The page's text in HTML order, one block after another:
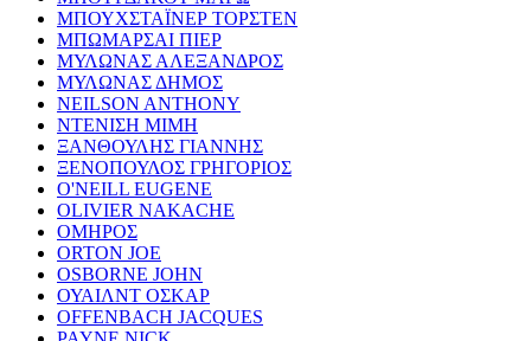
ΜΠΟΥΧΣΤΑΪΝΕΡ ΤΟΡΣΤΕΝ
ΜΠΩΜΑΡΣΑΙ ΠΙΕΡ
ΜΥΛΩΝΑΣ ΑΛΕΞΑΝΔΡΟΣ
ΜΥΛΩΝΑΣ ΔΗΜΟΣ
NEILSON ANTHONY
ΝΤΕΝΙΣΗ ΜΙΜΗ
ΞΑΝΘΟΥΛΗΣ ΓΙΑΝΝΗΣ
ΞΕΝΟΠΟΥΛΟΣ ΓΡΗΓΟΡΙΟΣ
O'NEILL EUGENE
OLIVIER NAKACHE
ΟΜΗΡΟΣ
ORTON JOE
OSBORNE JOHN
ΟΥΑΙΛΝΤ ΟΣΚΑΡ
OFFENBACH JACQUES